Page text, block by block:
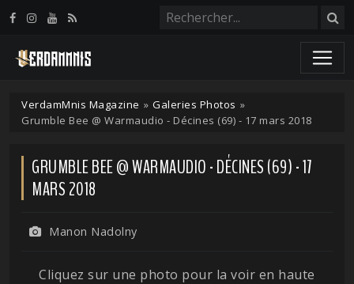
VerdamMnis Magazine » Galeries Photos »
Grumble Bee @ Warmaudio - Décines (69) - 17 mars 2018
GRUMBLE BEE @ WARMAUDIO - DÉCINES (69) - 17
MARS 2018
Manon Nadolny
Cliquez sur une photo pour la voir en haute
Panneau de gestion des cookies